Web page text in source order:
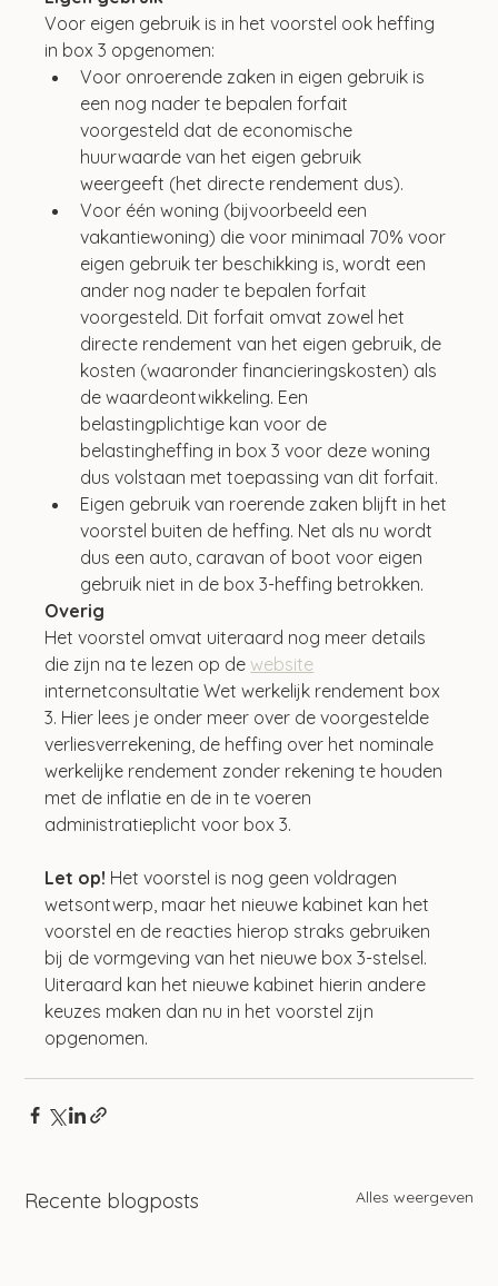
Voor eigen gebruik is in het voorstel ook heffing
in box 3 opgenomen:
Voor onroerende zaken in eigen gebruik is
een nog nader te bepalen forfait
voorgesteld dat de economische
huurwaarde van het eigen gebruik
weergeeft (het directe rendement dus).
Voor één woning (bijvoorbeeld een
vakantiewoning) die voor minimaal 70% voor
eigen gebruik ter beschikking is, wordt een
ander nog nader te bepalen forfait
voorgesteld. Dit forfait omvat zowel het
directe rendement van het eigen gebruik, de
kosten (waaronder financieringskosten) als
de waardeontwikkeling. Een
belastingplichtige kan voor de
belastingheffing in box 3 voor deze woning
dus volstaan met toepassing van dit forfait.
Eigen gebruik van roerende zaken blijft in het
voorstel buiten de heffing. Net als nu wordt
dus een auto, caravan of boot voor eigen
gebruik niet in de box 3-heffing betrokken.
Overig
Het voorstel omvat uiteraard nog meer details
die zijn na te lezen op de website
internetconsultatie Wet werkelijk rendement box
3. Hier lees je onder meer over de voorgestelde
verliesverrekening, de heffing over het nominale
werkelijke rendement zonder rekening te houden
met de inflatie en de in te voeren
administratieplicht voor box 3.
Let op! Het voorstel is nog geen voldragen
wetsontwerp, maar het nieuwe kabinet kan het
voorstel en de reacties hierop straks gebruiken
bij de vormgeving van het nieuwe box 3-stelsel.
Uiteraard kan het nieuwe kabinet hierin andere
keuzes maken dan nu in het voorstel zijn
opgenomen.
Recente blogposts Alles weergeven